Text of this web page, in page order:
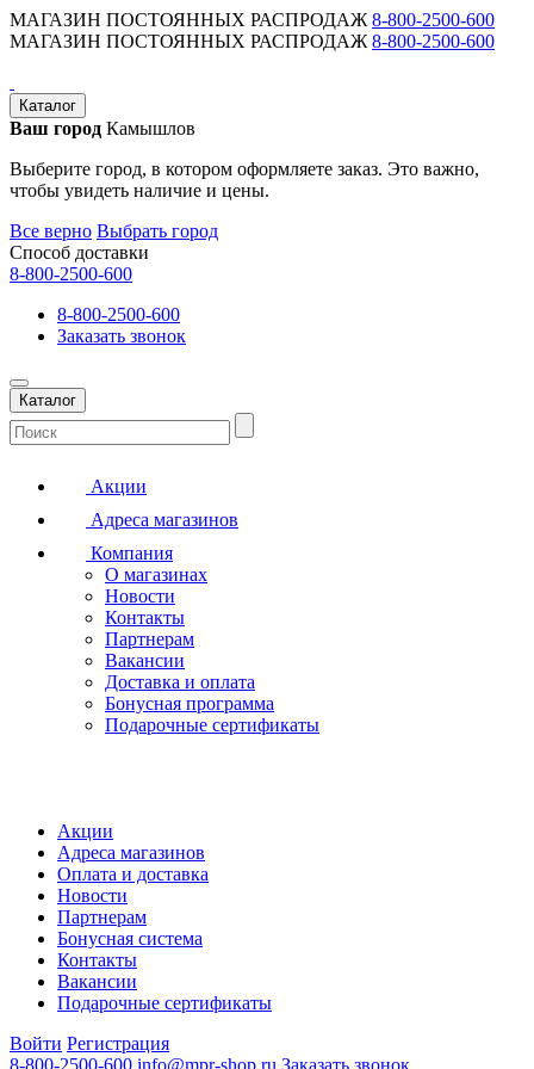
МАГАЗИН ПОСТОЯННЫХ РАСПРОДАЖ 8-800-2500-600
МАГАЗИН ПОСТОЯННЫХ РАСПРОДАЖ 8-800-2500-600
Каталог
Ваш город Камышлов
Выберите город, в котором оформляете заказ. Это важно,
чтобы увидеть наличие и цены.
Все верно Выбрать город
Способ доставки
8-800-2500-600
8-800-2500-600
Заказать звонок
Каталог
Акции
Адреса магазинов
Компания
О магазинах
Новости
Контакты
Партнерам
Вакансии
Доставка и оплата
Бонусная программа
Подарочные сертификаты
Акции
Адреса магазинов
Оплата и доставка
Новости
Партнерам
Бонусная система
Контакты
Вакансии
Подарочные сертификаты
Войти Регистрация
8-800-2500-600 info@mpr-shop.ru Заказать звонок